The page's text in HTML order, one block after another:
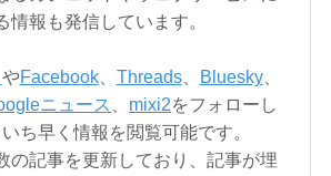
情報も発信しています。
やFacebook、 Threads、 Bluesky、
ニュース mixi2をフォローし
ち早く情報を閲覧可能です。
の記事を更新しており、記事が埋